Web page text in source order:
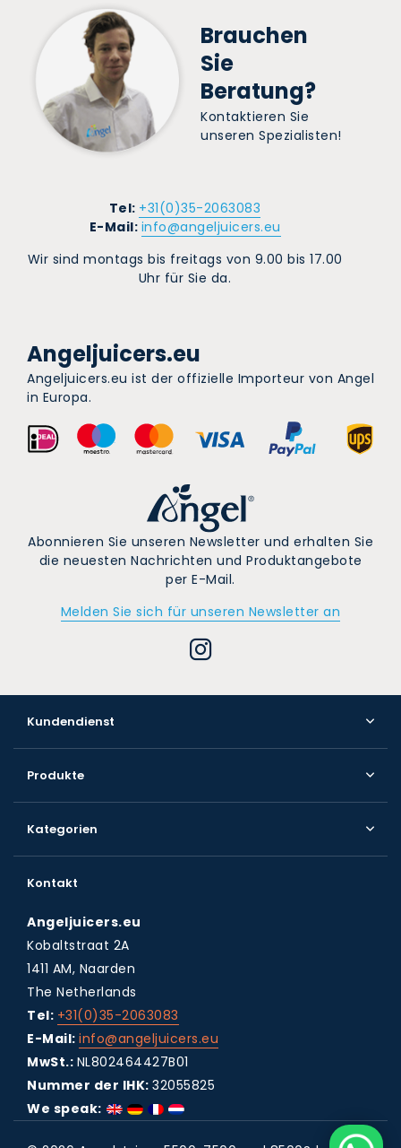
Brauchen
Sie
Beratung?
Kontaktieren Sie
unseren Spezialisten!
Tel: +31(0)35-2063083
E-Mail: info@angeljuicers.eu
Wir sind montags bis freitags von 9.00 bis 17.00
Uhr für Sie da.
Angeljuicers.eu
Angeljuicers.eu ist der offizielle Importeur von Angel
in Europa.
Abonnieren Sie unseren Newsletter und erhalten Sie
die neuesten Nachrichten und Produktangebote
per E-Mail.
Melden Sie sich für unseren Newsletter an
Kundendienst
Produkte
Kategorien
Kontakt
Angeljuicers.eu
Kobaltstraat 2A
1411 AM, Naarden
The Netherlands
Tel: +31(0)35-2063083
E-Mail: info@angeljuicers.eu
MwSt.: NL802464427B01
Nummer der IHK: 32055825
We speak: